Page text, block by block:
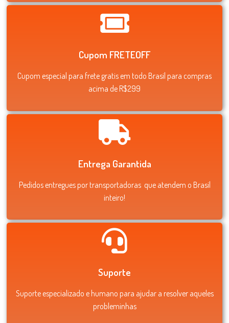
Cupom FRETEOFF
Cupom especial para frete gratis em todo Brasil para compras
acima de R$299
Entrega Garantida
Pedidos entregues por transportadoras que atendem o Brasil
inteiro!
Suporte
Suporte especializado e humano para ajudar a resolver aqueles
probleminhas